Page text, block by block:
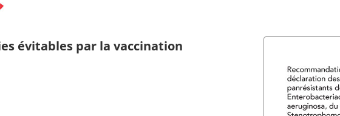
évitables par la vaccination